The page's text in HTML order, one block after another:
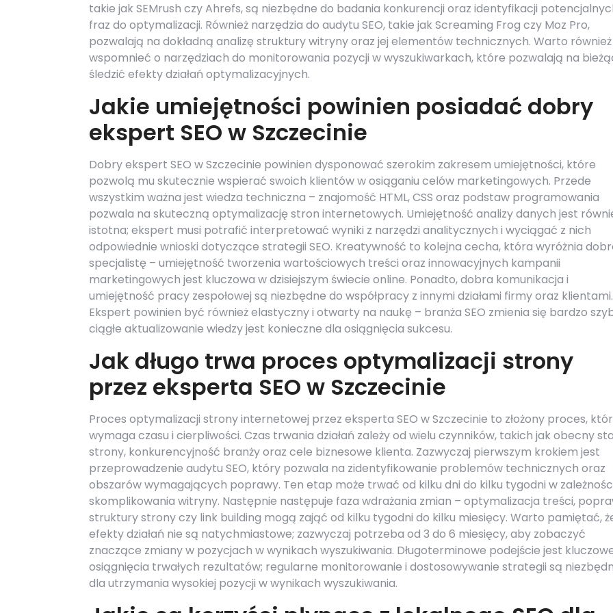
takie jak SEMrush czy Ahrefs, są niezbędne do badania konkurencji oraz identyfikacji
fraz do optymalizacji. Również narzędzia do audytu SEO, takie jak Screaming Frog czy Moz Pro,
pozwalają na dokładną analizę struktury witryny oraz jej elementów technicznych. Warto również
wspomnieć o narzędziach do monitorowania pozycji w wyszukiwarkach, które pozwalają na
śledzić efekty działań optymalizacyjnych.
Jakie umiejętności powinien posiadać dobry
ekspert SEO w Szczecinie
Dobry ekspert SEO w Szczecinie powinien dysponować szerokim zakresem umiejętności, które
pozwolą mu skutecznie wspierać swoich klientów w osiąganiu celów marketingowych. Przede
wszystkim ważna jest wiedza techniczna – znajomość HTML, CSS oraz podstaw programowania
pozwala na skuteczną optymalizację stron internetowych. Umiejętność analizy danych jest
istotna; ekspert musi potrafić interpretować wyniki z narzędzi analitycznych i wyciągać z nich
odpowiednie wnioski dotyczące strategii SEO. Kreatywność to kolejna cecha, która wyróżnia
specjalistę – umiejętność tworzenia wartościowych treści oraz innowacyjnych kampanii
marketingowych jest kluczowa w dzisiejszym świecie online. Ponadto, dobra komunikacja i
umiejętność pracy zespołowej są niezbędne do współpracy z innymi działami firmy oraz klientami.
Ekspert powinien być również elastyczny i otwarty na naukę – branża SEO zmienia się bardzo
ciągłe aktualizowanie wiedzy jest konieczne dla osiągnięcia sukcesu.
Jak długo trwa proces optymalizacji strony
przez eksperta SEO w Szczecinie
Proces optymalizacji strony internetowej przez eksperta SEO w Szczecinie to złożony proces,
wymaga czasu i cierpliwości. Czas trwania działań zależy od wielu czynników, takich jak obecny
strony, konkurencyjność branży oraz cele biznesowe klienta. Zazwyczaj pierwszym krokiem jest
przeprowadzenie audytu SEO, który pozwala na zidentyfikowanie problemów technicznych oraz
obszarów wymagających poprawy. Ten etap może trwać od kilku dni do kilku tygodni w
skomplikowania witryny. Następnie następuje faza wdrażania zmian – optymalizacja treści,
struktury strony czy link building mogą zająć od kilku tygodni do kilku miesięcy. Warto pamiętać,
efekty działań nie są natychmiastowe; zazwyczaj potrzeba od 3 do 6 miesięcy, aby zobaczyć
znaczące zmiany w pozycjach w wynikach wyszukiwania. Długoterminowe podejście jest
osiągnięcia trwałych rezultatów; regularne monitorowanie i dostosowywanie strategii są
dla utrzymania wysokiej pozycji w wynikach wyszukiwania.